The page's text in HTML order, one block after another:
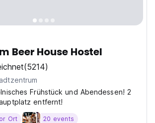
Beer House Hostel
(5214)
Frühstück und Abendessen! 2
entfernt!
Ort 20 events